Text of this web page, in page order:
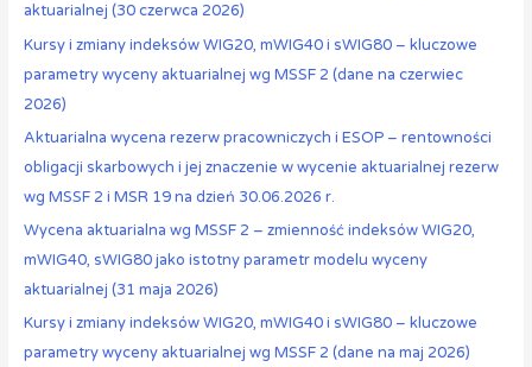
aktuarialnej (30 czerwca 2026)
Kursy i zmiany indeksów WIG20, mWIG40 i sWIG80 – kluczowe
parametry wyceny aktuarialnej wg MSSF 2 (dane na czerwiec
2026)
Aktuarialna wycena rezerw pracowniczych i ESOP – rentowności
obligacji skarbowych i jej znaczenie w wycenie aktuarialnej rezerw
wg MSSF 2 i MSR 19 na dzień 30.06.2026 r.
Wycena aktuarialna wg MSSF 2 – zmienność indeksów WIG20,
mWIG40, sWIG80 jako istotny parametr modelu wyceny
aktuarialnej (31 maja 2026)
Kursy i zmiany indeksów WIG20, mWIG40 i sWIG80 – kluczowe
parametry wyceny aktuarialnej wg MSSF 2 (dane na maj 2026)